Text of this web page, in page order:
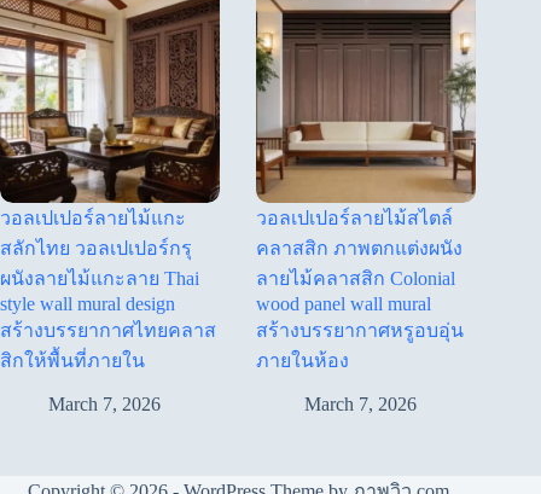
วอลเปเปอร์ลายไม้แกะ
สลักไทย วอลเปเปอร์กรุ
ผนังลายไม้แกะลาย Thai
style wall mural design
สร้างบรรยากาศไทยคลาส
สิกให้พื้นที่ภายใน
March 7, 2026
วอลเปเปอร์ลายไม้สไตล์
คลาสสิก ภาพตกแต่งผนัง
ลายไม้คลาสสิก Colonial
wood panel wall mural
สร้างบรรยากาศหรูอบอุ่น
ภายในห้อง
March 7, 2026